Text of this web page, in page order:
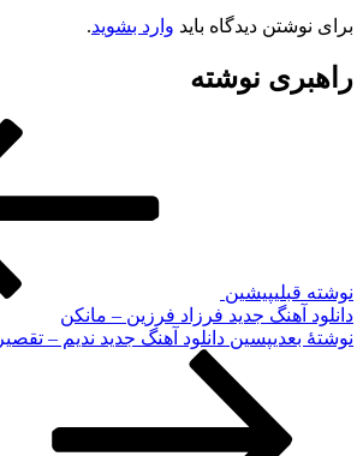
برای نوشتن دیدگاه باید وارد بشوید.
راهبری نوشته
نوشته قبلیپیشین
دانلود آهنگ جدید فرزاد فرزین – مانکن
نوشته‌ٔ بعدیپسین دانلود آهنگ جدید ندیم – تقصیر